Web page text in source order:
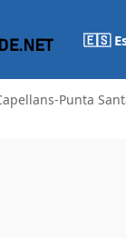
🇪🇸
Punta